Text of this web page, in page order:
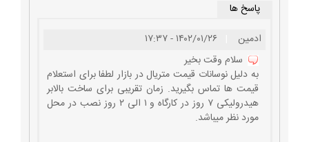
پاسخ ها
ادمین
۱۴۰۲/۰۱/۲۶ - ۱۷:۳۷
سلام وقت بخیر
به دلیل نوسانات قیمت متریال در بازار لطفا برای استعلام
قیمت ها تماس بگیرید. زمان تقریبی برای ساخت بالابر
هیدرولیکی ۷ روز در کارگاه و ۱ الی ۲ روز نصب در محل
مورد نظر میباشد.